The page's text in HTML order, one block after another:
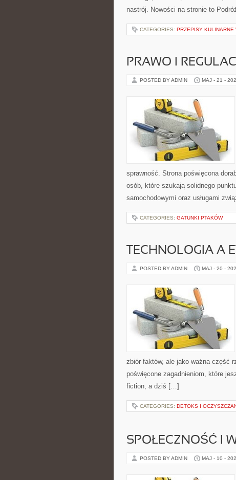
nastrój. Nowości na stronie to
CATEGORIES: PRZEPISY KULINARNE
PRAWO I
POSTED BY ADMIN MAJ - 21 -
sprawność. Strona poświęcona
osób, które szukają solidnego
samochodowymi oraz usługami
CATEGORIES: GATUNKI PTAKÓW
TECHNOLOGIA A
POSTED BY ADMIN MAJ - 20 -
zbiór faktów, ale jako ważna część
poświęcone zagadnieniom, które
fiction, a dziś […]
CATEGORIES: DETOKS I
SPOŁECZNOŚĆ I
POSTED BY ADMIN MAJ - 10 -